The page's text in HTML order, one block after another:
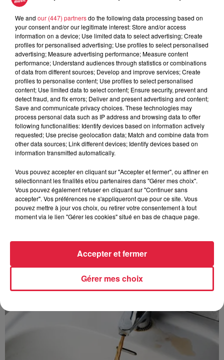
A lire aussi
6 août 2026
À Hoerdt, de l’eau brune sort des
robinets
6 août 2026
Tags antisémites à Strasbourg :
Catherine Trautmann réagit
6 août 2026
Au zoo de Mulhouse : rencontre
avec les flamants rouges
À découvrir également
We and our (447) partnersdo the following data processing based on
your consent and/or our legitimate interest: Store and/or access
information on a device; Use limited data to select advertising; Create
profiles for personalised advertising; Use profiles to select personalised
advertising; Measure advertising performance; Measure content
performance; Understand audiences through statistics or combinations
of data from different sources; Develop and improve services; Create
profiles to personalise content; Use profiles to select personalised
content; Use limited data to select content; Ensure security, prevent and
detect fraud, and fix errors; Deliver and present advertising and content;
Save and communicate privacy choices. These technologies may
process personal data such as IP address and browsing data to offer
following functionalities: Identify devices based on information actively
requested; Use precise geolocation data; Match and combine data from
other data sources; Link different devices; Identify devices based on
information transmitted automatically.
Vous pouvez accepter en cliquant sur "Accepter et fermer", ou affiner en
sélectionnant les finalités et/ou partenaires dans "Gérer mes choix".
Vous pouvez également refuser en cliquant sur "Continuer sans
accepter". Vos préférences ne s'appliqueront que pour ce site. Vous
pouvez mettre à jour vos choix, ou retirer votre consentement à tout
moment via le lien "Gérer les cookies" situé en bas de chaque page.
Gérer mes choix
Accepter et fermer